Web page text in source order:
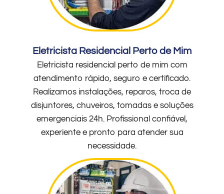
Eletricista Residencial Perto de Mim
Eletricista residencial perto de mim com
atendimento rápido, seguro e certificado.
Realizamos instalações, reparos, troca de
disjuntores, chuveiros, tomadas e soluções
emergenciais 24h. Profissional confiável,
experiente e pronto para atender sua
necessidade.